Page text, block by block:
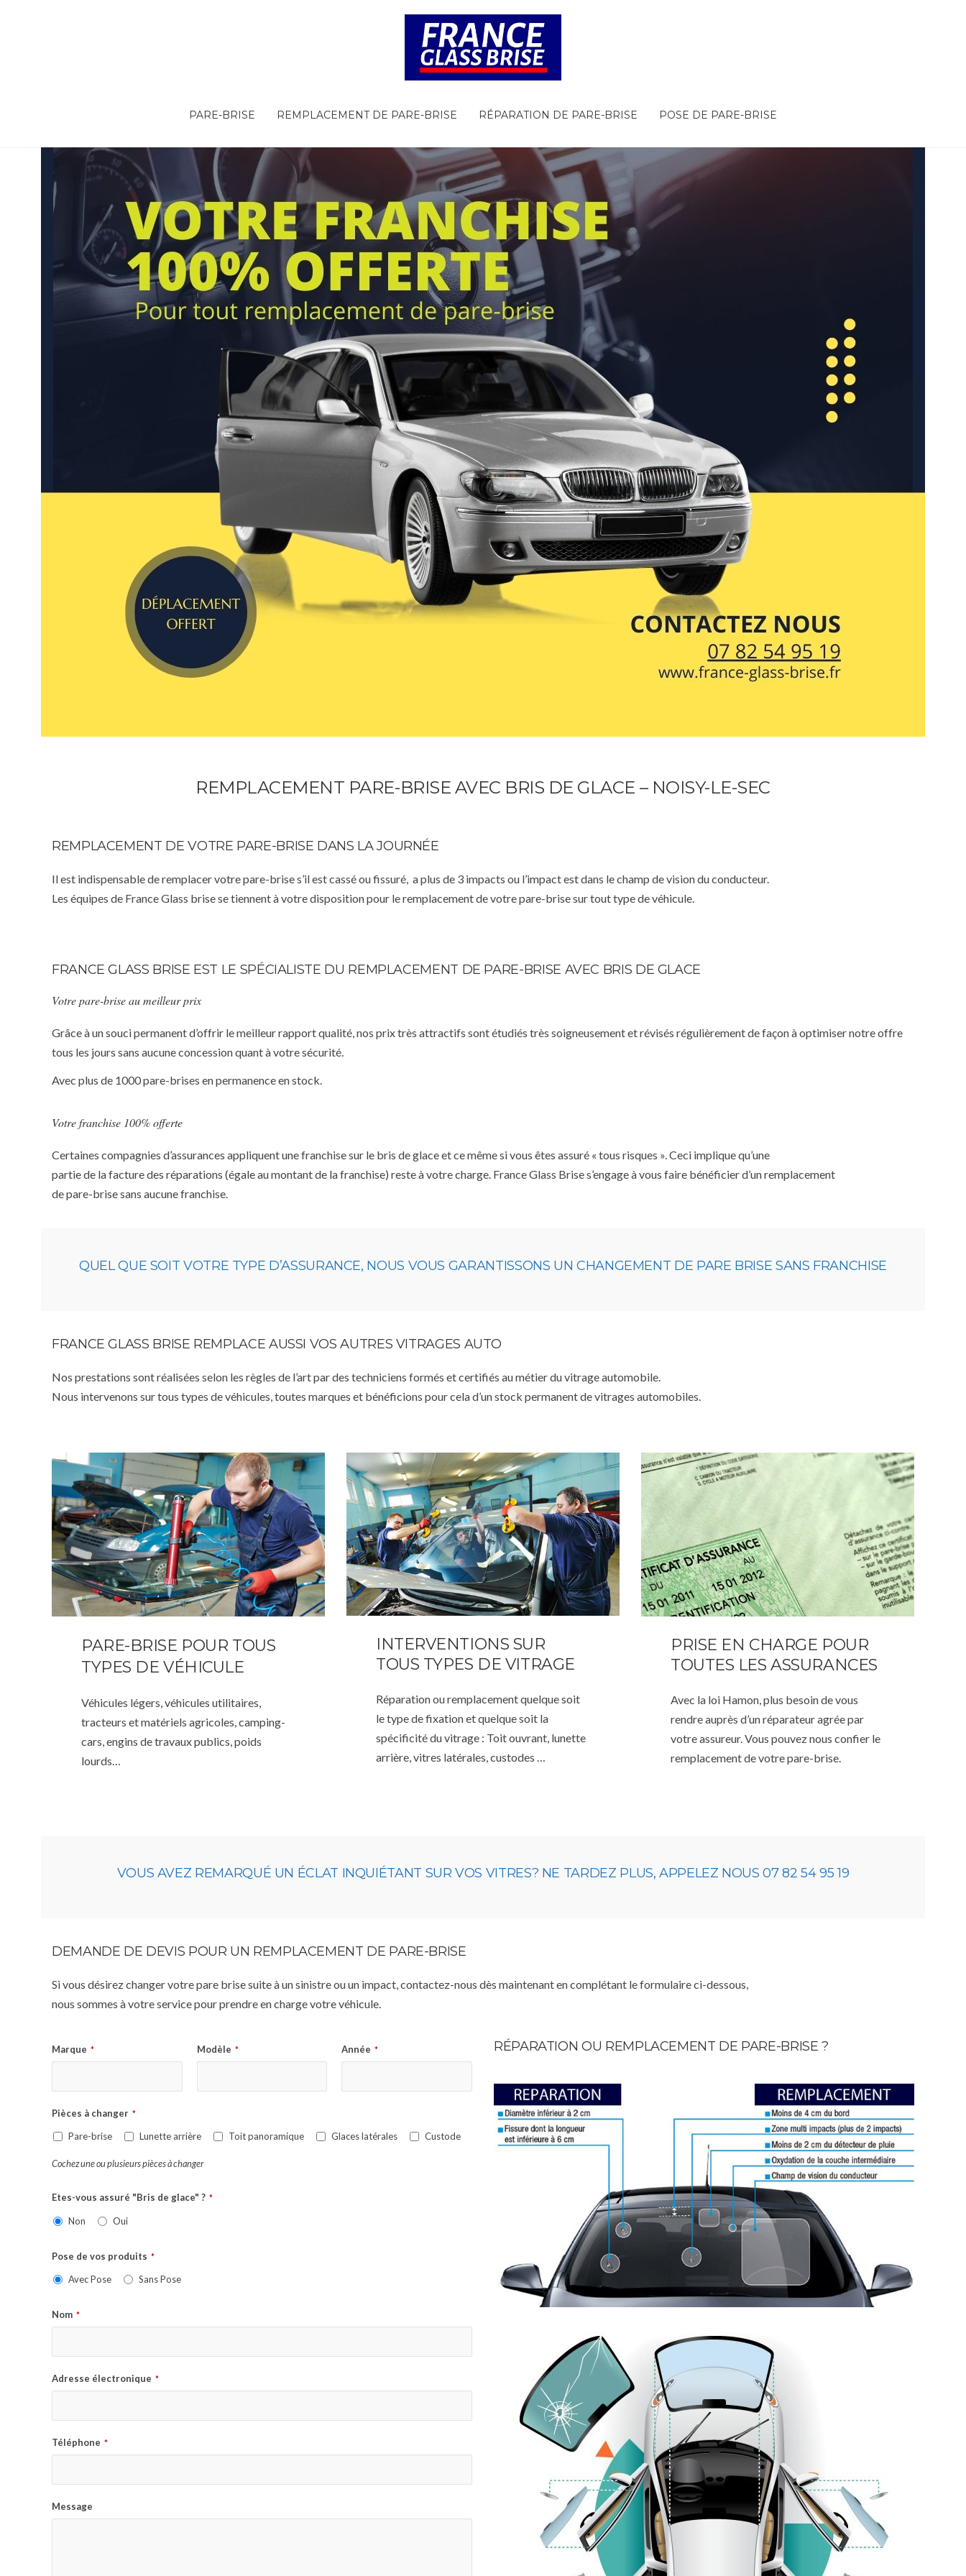
PARE-BRISE REMPLACEMENT DE PARE-BRISE RÉPARATION DE PARE-BRISE POSE DE PARE-BRISE
REMPLACEMENT PARE-BRISE AVEC BRIS DE GLACE – NOISY-LE-SEC
REMPLACEMENT DE VOTRE PARE-BRISE DANS LA JOURNÉE
Il est indispensable de remplacer votre pare-brise s’il est cassé ou fissuré, a plus de 3 impacts ou l’impact est dans le champ de vision du conducteur.
Les équipes de France Glass brise se tiennent à votre disposition pour le remplacement de votre pare-brise sur tout type de véhicule.
FRANCE GLASS BRISE EST LE SPÉCIALISTE DU REMPLACEMENT DE PARE-BRISE AVEC BRIS DE GLACE
Votre pare-brise au meilleur prix
Grâce à un souci permanent d’offrir le meilleur rapport qualité, nos prix très attractifs sont étudiés très soigneusement et révisés régulièrement de façon à optimiser notre offre
tous les jours sans aucune concession quant à votre sécurité.
Avec plus de 1000 pare-brises en permanence en stock.
Votre franchise 100% offerte
Certaines compagnies d’assurances appliquent une franchise sur le bris de glace et ce même si vous êtes assuré « tous risques ». Ceci implique qu’une
partie de la facture des réparations (égale au montant de la franchise) reste à votre charge. France Glass Brise s’engage à vous faire bénéficier d’un remplacement
de pare-brise sans aucune franchise.
QUEL QUE SOIT VOTRE TYPE D’ASSURANCE, NOUS VOUS GARANTISSONS UN CHANGEMENT DE PARE BRISE SANS FRANCHISE
FRANCE GLASS BRISE REMPLACE AUSSI VOS AUTRES VITRAGES AUTO
Nos prestations sont réalisées selon les règles de l’art par des techniciens formés et certifiés au métier du vitrage automobile.
Nous intervenons sur tous types de véhicules, toutes marques et bénéficions pour cela d’un stock permanent de vitrages automobiles.
PARE-BRISE POUR TOUS
TYPES DE VÉHICULE
Véhicules légers, véhicules utilitaires,
tracteurs et matériels agricoles, camping-
cars, engins de travaux publics, poids
lourds…
INTERVENTIONS SUR
TOUS TYPES DE VITRAGE
Réparation ou remplacement quelque soit
le type de fixation et quelque soit la
spécificité du vitrage : Toit ouvrant, lunette
arrière, vitres latérales, custodes …
PRISE EN CHARGE POUR
TOUTES LES ASSURANCES
Avec la loi Hamon, plus besoin de vous
rendre auprès d’un réparateur agrée par
votre assureur. Vous pouvez nous confier le
remplacement de votre pare-brise.
VOUS AVEZ REMARQUÉ UN ÉCLAT INQUIÉTANT SUR VOS VITRES? NE TARDEZ PLUS, APPELEZ NOUS 07 82 54 95 19
DEMANDE DE DEVIS POUR UN REMPLACEMENT DE PARE-BRISE
Si vous désirez changer votre pare brise suite à un sinistre ou un impact, contactez-nous dès maintenant en complétant le formulaire ci-dessous,
nous sommes à votre service pour prendre en charge votre véhicule.
Marque * Modèle * Année *
Pièces à changer *
Pare-brise Lunette arrière Toit panoramique Glaces latérales Custode
Cochez une ou plusieurs pièces à changer
Etes-vous assuré "Bris de glace" ? *
Non Oui
Pose de vos produits *
Avec Pose Sans Pose
Nom *
Adresse électronique *
Téléphone *
Message
RÉPARATION OU REMPLACEMENT DE PARE-BRISE ?